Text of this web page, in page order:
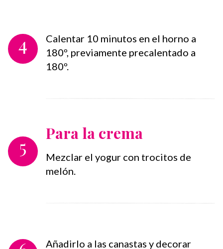
4
Calentar 10 minutos en el horno a
180º, previamente precalentado a
180º.
5
Para la crema
Mezclar el yogur con trocitos de
melón.
Añadirlo a las canastas y decorar